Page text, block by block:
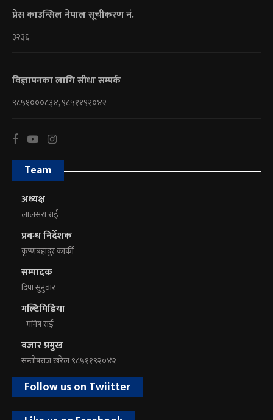
प्रेस काउन्सिल नेपाल सूचीकरण नं.
३२३६
विज्ञापनका लागि सीधा सम्पर्क
९८५१०००८३४, ९८५११९२०४२
Team
अध्यक्ष
लालसरा राई
प्रबन्ध निर्देशक
कृष्णबहादुर कार्की
सम्पादक
दिपा सुनुवार
मल्टिमिडिया
- मनिष राई
बजार प्रमुख
सन्तोषराज खरेल ९८५११९२०४२
Follow us on Twiitter